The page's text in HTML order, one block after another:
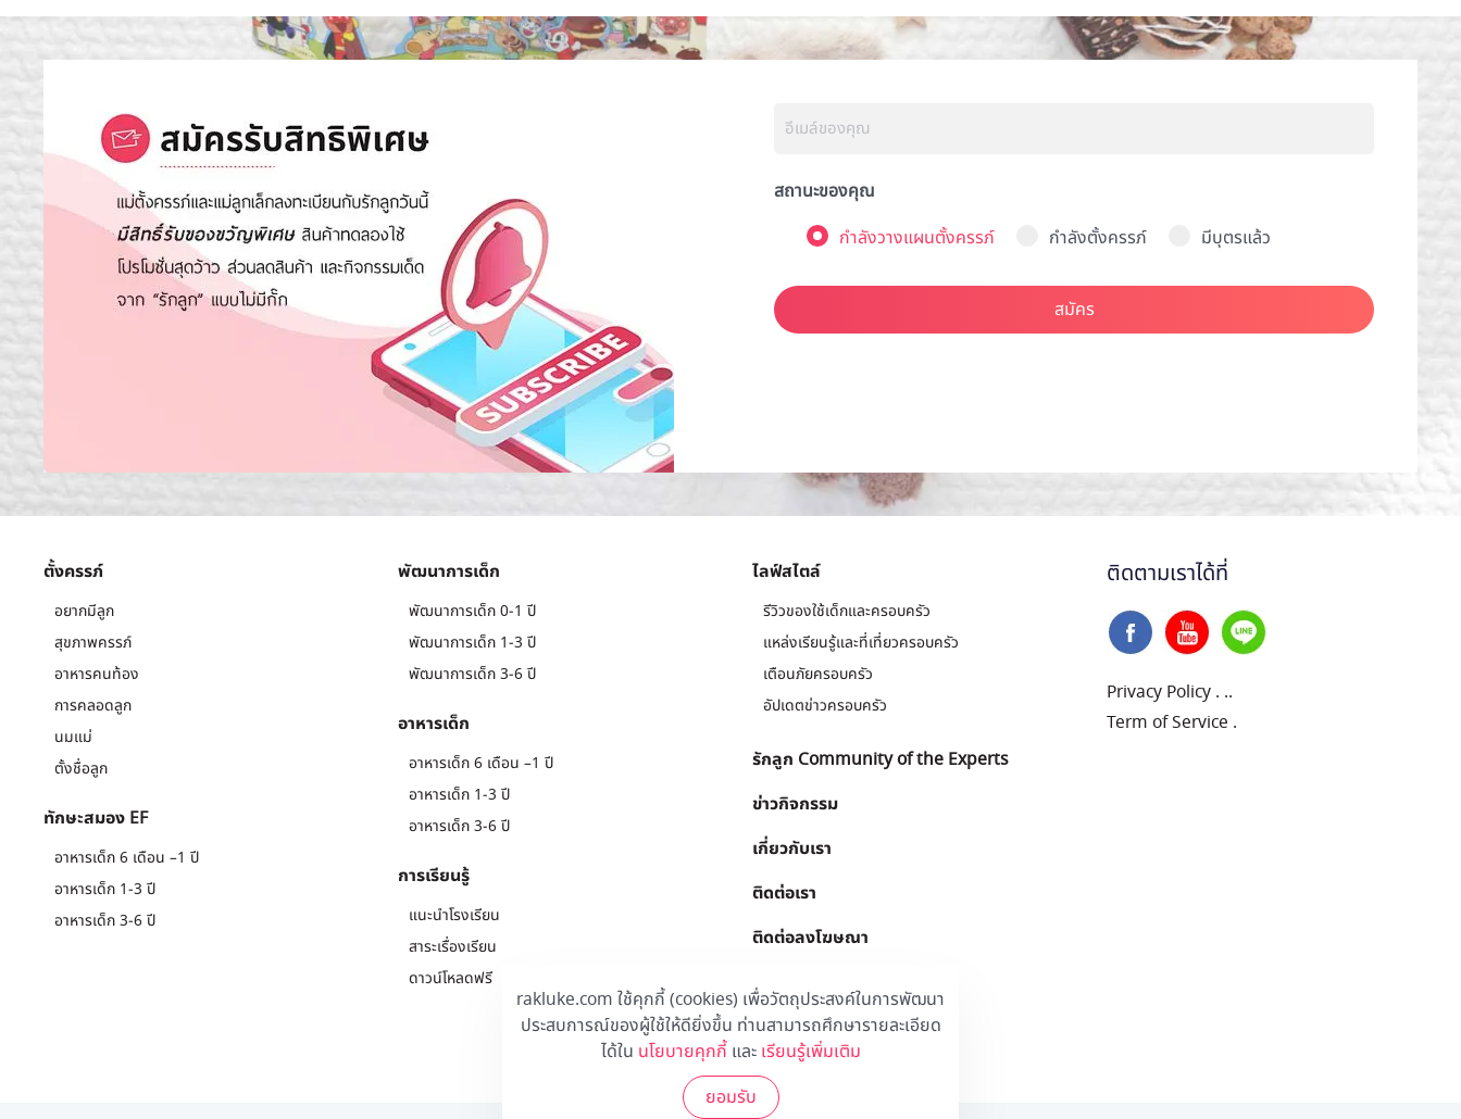
rakluke.com ใช้คุกกี้ (cookies) เพื่อวัตถุประสงค์ในการพัฒนา
ประสบการณ์ของผู้ใช้ให้ดียิ่งขึ้น ท่านสามารถศึกษารายละเอียด
ได้ใน นโยบายคุกกี้และ เรียนรู้เพิ่มเติม
ยอมรับ
สถานะของคุณ
กำลังวางแผนตั้งครรภ์
กำลังตั้งครรภ์ มีบุตรแล้ว
สมัคร
ตั้งครรภ์
อยากมีลูก
สุขภาพครรภ์
อาหารคนท้อง
การคลอดลูก
นมแม่
ตั้งชื่อลูก
ทักษะสมอง EF
อาหารเด็ก 6 เดือน –1 ปี
อาหารเด็ก 1-3 ปี
อาหารเด็ก 3-6 ปี
พัฒนาการเด็ก
พัฒนาการเด็ก 0-1 ปี
พัฒนาการเด็ก 1-3 ปี
พัฒนาการเด็ก 3-6 ปี
อาหารเด็ก
อาหารเด็ก 6 เดือน –1 ปี
อาหารเด็ก 1-3 ปี
อาหารเด็ก 3-6 ปี
การเรียนรู้
แนะนำโรงเรียน
สาระเรื่องเรียน
ดาวน์โหลดฟรี
ไลฟ์สไตล์
รีวิวของใช้เด็กและครอบครัว
แหล่งเรียนรู้และที่เที่ยวครอบครัว
เตือนภัยครอบครัว
อัปเดตข่าวครอบครัว
รักลูก Community of the Experts
ข่าวกิจกรรม
เกี่ยวกับเรา
ติดต่อเรา
ติดต่อลงโฆษณา
ติดตามเราได้ที่
Privacy Policy . ..
Term of Service .